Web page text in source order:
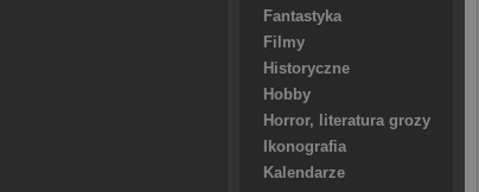
Fantastyka
Filmy
Historyczne
Hobby
Horror, literatura grozy
Ikonografia
Kalendarze